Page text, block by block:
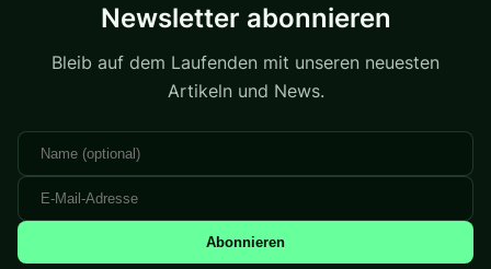
Newsletter abonnieren
Bleib auf dem Laufenden mit unseren neuesten
Artikeln und News.
Abonnieren